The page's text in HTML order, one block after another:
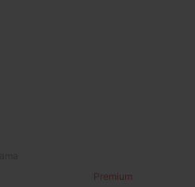
Premium